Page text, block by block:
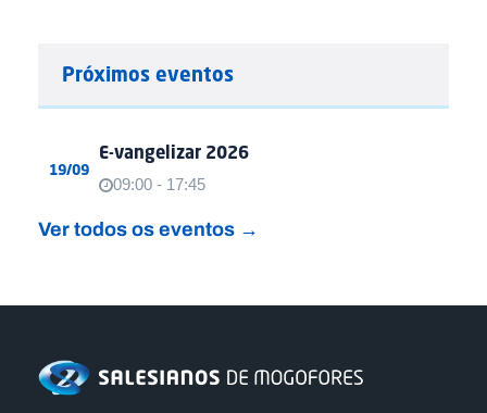
Próximos eventos
19/09
E-vangelizar 2026
09:00 - 17:45
Ver todos os eventos →